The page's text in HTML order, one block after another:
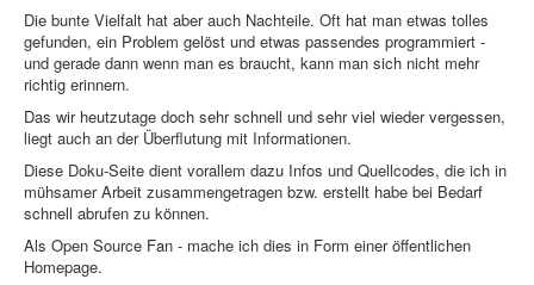
JavaScript
Sicherheit
PovRay +
Home
PovRay
PHP
Die bunte Vielfalt hat aber auch Nachteile. Oft hat man etwas tolles
gefunden, ein Problem gelöst und etwas passendes programmiert -
und gerade dann wenn man es braucht, kann man sich nicht mehr
richtig erinnern.
Das wir heutzutage doch sehr schnell und sehr viel wieder vergessen,
liegt auch an der Überflutung mit Informationen.
Diese Doku-Seite dient vorallem dazu Infos und Quellcodes, die ich in
mühsamer Arbeit zusammengetragen bzw. erstellt habe bei Bedarf
schnell abrufen zu können.
Als Open Source Fan - mache ich dies in Form einer öffentlichen
Homepage.